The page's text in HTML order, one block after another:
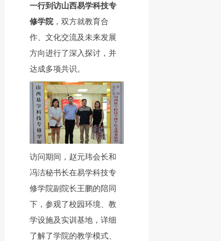
一行到访山西易学科技专
修学院，双方就教育合
作、文化交流及未来发展
方向进行了深入探讨，并
达成多项共识。
访问期间，赵元玮会长和
冯洁秘书长在易学科技专
修学院副院长王鹏的陪同
下，参观了校园环境、教
学设施及实训基地，详细
了解了学院的教学模式、